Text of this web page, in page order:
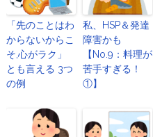
「先のことはわ
からないからこ
そ,心がラク」
とも言える 3つ
の例
私、HSP＆発達
障害かも
【No.9：料理が
苦手すぎる！
①】